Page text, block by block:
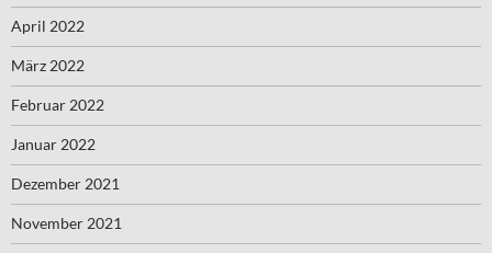
April 2022
März 2022
Februar 2022
Januar 2022
Dezember 2021
November 2021